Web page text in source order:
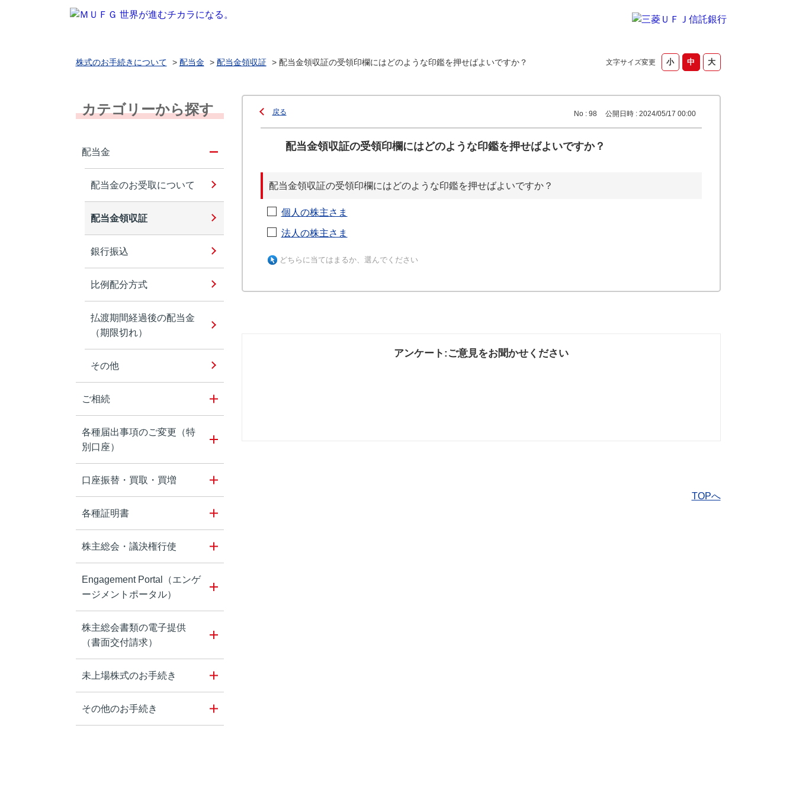
文字サイズ変更
株式のお手続きについて > 配当金 > 配当金領収証 > 配当金領収証の受領印欄にはどのような印鑑を押せばよいですか？
カテゴリーから探す
配当金
配当金のお受取について
配当金領収証
銀行振込
比例配分方式
払渡期間経過後の配当金
（期限切れ）
その他
ご相続
各種届出事項のご変更（特
別口座）
口座振替・買取・買増
各種証明書
株主総会・議決権行使
Engagement Portal（エンゲ
ージメントポータル）
株主総会書類の電子提供
（書面交付請求）
未上場株式のお手続き
その他のお手続き
戻る No : 98 公開日時 : 2024/05/17 00:00
配当金領収証の受領印欄にはどのような印鑑を押せばよいですか？
配当金領収証の受領印欄にはどのような印鑑を押せばよいですか？
個人の株主さま
法人の株主さま
どちらに当てはまるか、選んでください
アンケート:ご意見をお聞かせください
TOPへ